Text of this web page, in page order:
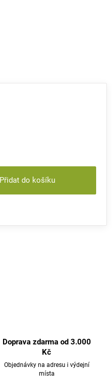
Přidat do košíku
Doprava zdarma od 3.000
Kč
Objednávky na adresu i výdejní
místa